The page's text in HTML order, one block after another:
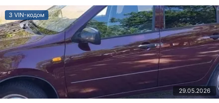
З VIN-кодом
29.05.2026